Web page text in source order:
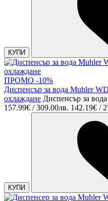
КУПИ
ПРОМО -10%
Диспенсър за вода Muhler
охлаждане Диспенсър за вода
157.99€ / 309.00лв. 142.19€ /
КУПИ